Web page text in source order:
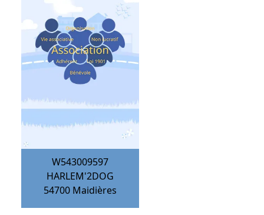
W543009597
HARLEM'2DOG
54700 Maidières